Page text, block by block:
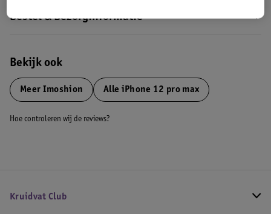
Bestel & Bezorginformatie
Bekijk ook
Meer Imoshion Alle iPhone 12 pro max
Hoe controleren wij de reviews?
Kruidvat Club